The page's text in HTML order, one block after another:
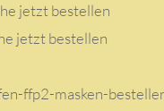
jetzt bestellen
jetzt bestellen
ffp2-masken-